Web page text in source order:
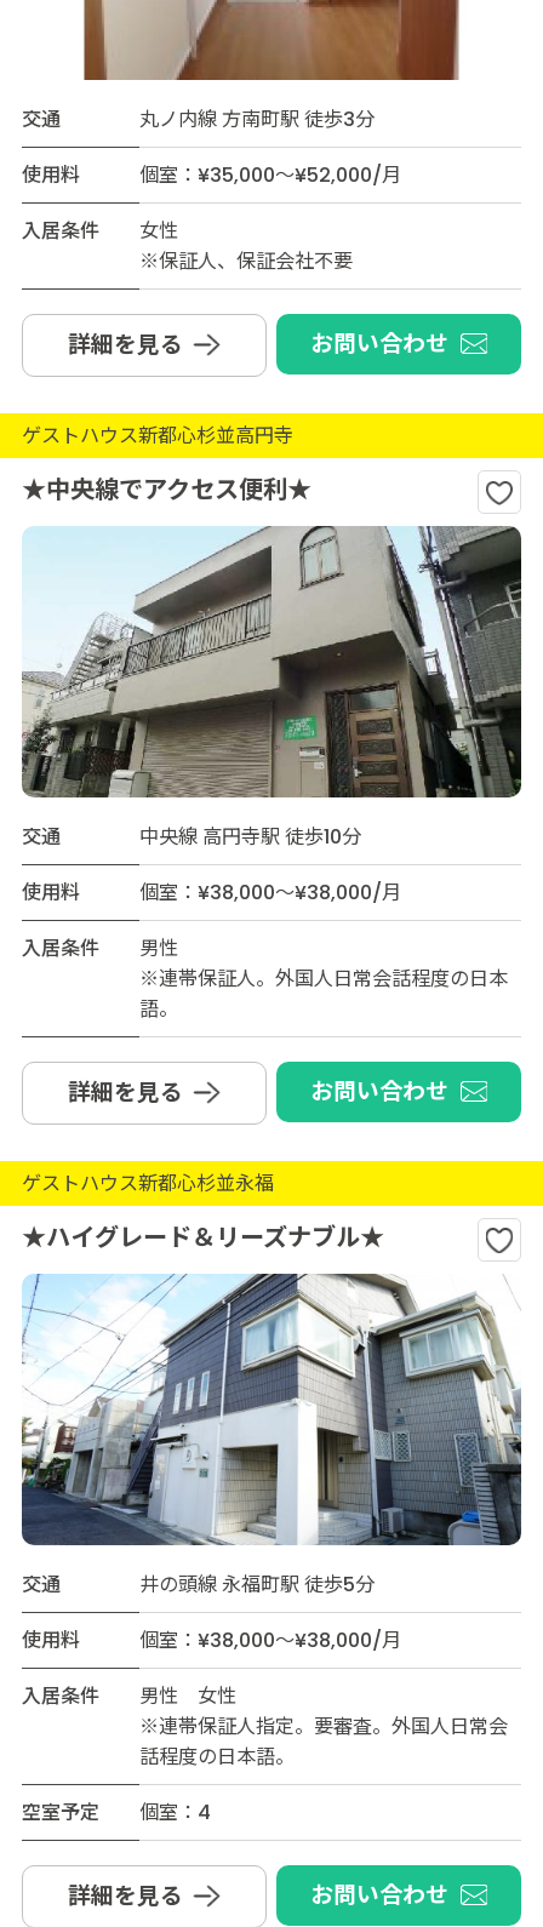
交通
丸ノ内線 方南町駅 徒歩3分
使用料
個室：¥35,000～¥52,000/月
入居条件
女性
※保証人、保証会社不要
詳細を見る お問い合わせ
ゲストハウス新都心杉並高円寺
★中央線でアクセス便利★
交通
中央線 高円寺駅 徒歩10分
使用料
個室：¥38,000～¥38,000/月
入居条件
男性
※連帯保証人。外国人日常会話程度の日本
語。
詳細を見る お問い合わせ
ゲストハウス新都心杉並永福
★ハイグレード＆リーズナブル★
交通
井の頭線 永福町駅 徒歩5分
使用料
個室：¥38,000～¥38,000/月
入居条件
男性 女性
※連帯保証人指定。要審査。外国人日常会
話程度の日本語。
空室予定
個室：4
詳細を見る お問い合わせ